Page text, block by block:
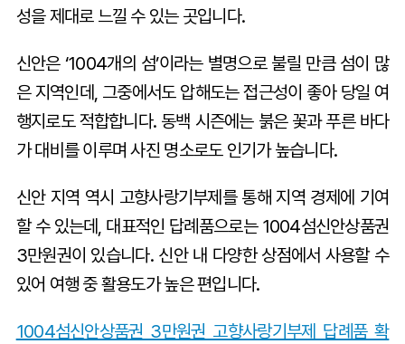
성을 제대로 느낄 수 있는 곳입니다.
신안은 ‘1004개의 섬’이라는 별명으로 불릴 만큼 섬이 많
은 지역인데, 그중에서도 압해도는 접근성이 좋아 당일 여
행지로도 적합합니다. 동백 시즌에는 붉은 꽃과 푸른 바다
가 대비를 이루며 사진 명소로도 인기가 높습니다.
신안 지역 역시 고향사랑기부제를 통해 지역 경제에 기여
할 수 있는데, 대표적인 답례품으로는 1004섬신안상품권
3만원권이 있습니다. 신안 내 다양한 상점에서 사용할 수
있어 여행 중 활용도가 높은 편입니다.
1004섬신안상품권 3만원권 고향사랑기부제 답례품 확